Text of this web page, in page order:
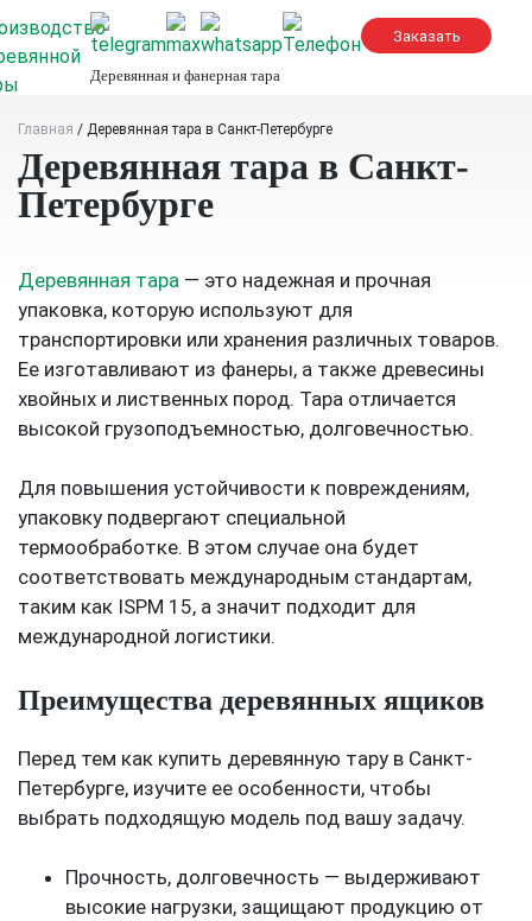
to
content
Деревянная и фанерная тара
Главная / Деревянная тара в Санкт-Петербурге
Деревянная тара в Санкт-
Петербурге
Деревянная тара — это надежная и прочная
упаковка, которую используют для
транспортировки или хранения различных товаров.
Ее изготавливают из фанеры, а также древесины
хвойных и лиственных пород. Тара отличается
высокой грузоподъемностью, долговечностью.
Для повышения устойчивости к повреждениям,
упаковку подвергают специальной
термообработке. В этом случае она будет
соответствовать международным стандартам,
таким как ISPM 15, а значит подходит для
международной логистики.
Преимущества деревянных ящиков
Перед тем как купить деревянную тару в Санкт-
Петербурге, изучите ее особенности, чтобы
выбрать подходящую модель под вашу задачу.
Прочность, долговечность — выдерживают
высокие нагрузки, защищают продукцию от